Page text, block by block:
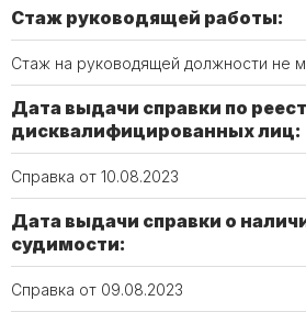
Стаж руководящей работы:
Стаж на руководящей должности не
Дата выдачи справки по
дисквалифицированных лиц:
Справка от 10.08.2023
Дата выдачи справки о
судимости:
Справка от 09.08.2023